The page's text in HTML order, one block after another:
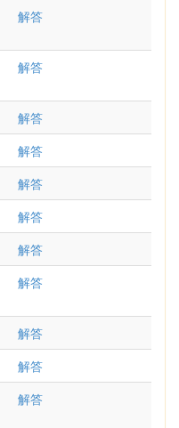
解答
解答
解答
解答
解答
解答
解答
解答
解答
解答
解答